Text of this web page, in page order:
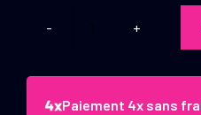
KMR
Paiement 4x sans